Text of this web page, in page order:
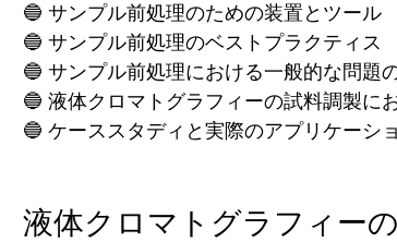
🔵 サンプル前処理のための装置とツール
🔵 サンプル前処理のベストプラクティス
🔵 サンプル前処理における一般的な問題
🔵 液体クロマトグラフィーの試料調製に
🔵 ケーススタディと実際のアプリケーシ
液体クロマトグラフィー